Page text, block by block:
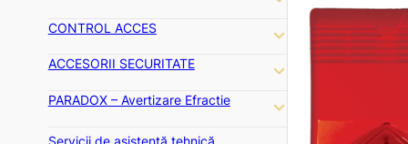
CONTROL ACCES
ACCESORII SECURITATE
PARADOX – Avertizare Efractie